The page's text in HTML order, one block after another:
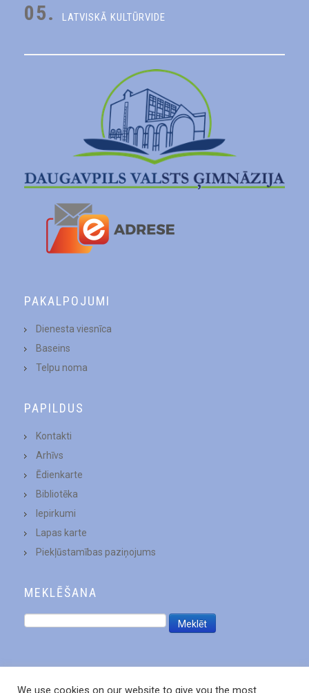
05. LATVISKĀ KULTŪRVIDE
PAKALPOJUMI
Dienesta viesnīca
Baseins
Telpu noma
PAPILDUS
Kontakti
Arhīvs
Ēdienkarte
Bibliotēka
Iepirkumi
Lapas karte
Piekļūstamības paziņojums
MEKLĒŠANA
We use cookies on our website to give you the most